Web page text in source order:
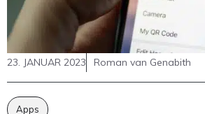
23. JANUAR 2023 Roman van Genabith
Apps